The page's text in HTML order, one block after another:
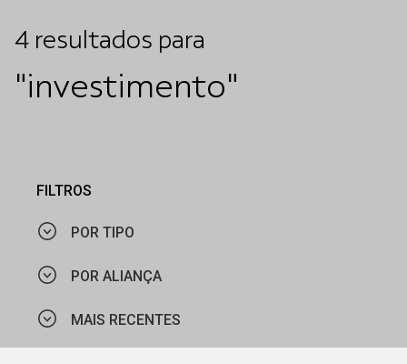
4 resultados para
"investimento"
FILTROS
POR TIPO
POR ALIANÇA
CIEDS
MAIS RECENTES